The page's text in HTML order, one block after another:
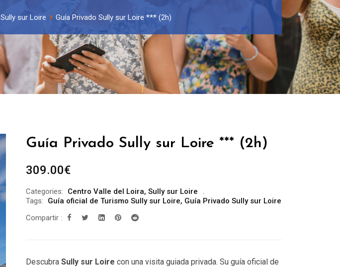
Sully sur Loire Guía Privado Sully sur Loire *** (2h)
Guía Privado Sully sur Loire *** (2h)
309.00€
Categories: Centro Valle del Loira, Sully sur Loire
Tags:
Guía oficial de Turismo Sully sur Loire, Guía Privado Sully sur Loire
Compartir :
Descubra Sully sur Loire con una visita guiada privada. Su guía oficial de